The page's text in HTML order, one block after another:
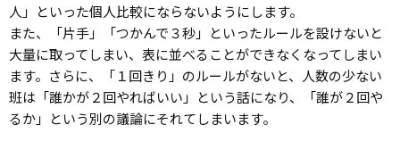
人」といった個人比較にならないようにします。
また、「片手」「つかんで３秒」といったルールを設けないと
大量に取ってしまい、表に並べることができなくなってしまい
ます。さらに、「１回きり」のルールがないと、人数の少ない
班は「誰かが２回やればいい」という話になり、「誰が２回や
るか」という別の議論にそれてしまいます。